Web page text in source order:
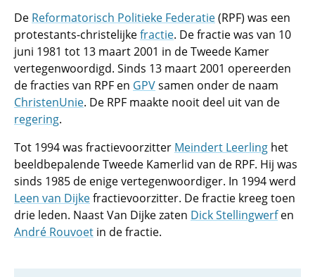
De Reformatorisch Politieke Federatie(RPF) was een
protestants-christelijkefractie. De fractie was van 10
juni 1981 tot 13 maart 2001 in de Tweede Kamer
vertegenwoordigd. Sinds 13 maart 2001 opereerden
de fracties van RPF en GPVsamen onder de naam
ChristenUnie. De RPF maakte nooit deel uit van de
regering.
Tot 1994 was fractievoorzitter Meindert Leerling het
beeldbepalende Tweede Kamerlid van de RPF. Hij was
sinds 1985 de enige vertegenwoordiger. In 1994 werd
Leen van Dijkefractievoorzitter. De fractie kreeg toen
drie leden. Naast Van Dijke zaten Dick Stellingwerfen
André Rouvoet in de fractie.